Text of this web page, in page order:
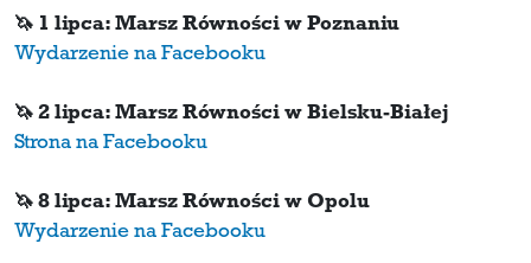
🦄 1 lipca: Marsz Równości w Poznaniu
Wydarzenie na Facebooku
🦄 2 lipca: Marsz Równości w Bielsku-Białej
Strona na Facebooku
🦄 8 lipca: Marsz Równości w Opolu
Wydarzenie na Facebooku